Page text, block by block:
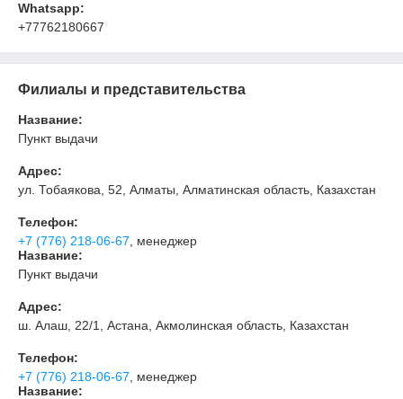
Whatsapp:
+77762180667
Филиалы и представительства
Название:
Пункт выдачи
Адрес:
ул. Тобаякова, 52, Алматы, Алматинская область, Казахстан
Телефон:
+7 (776) 218-06-67 , менеджер
Название:
Пункт выдачи
Адрес:
ш. Алаш, 22/1, Астана, Акмолинская область, Казахстан
Телефон:
+7 (776) 218-06-67 , менеджер
Название: